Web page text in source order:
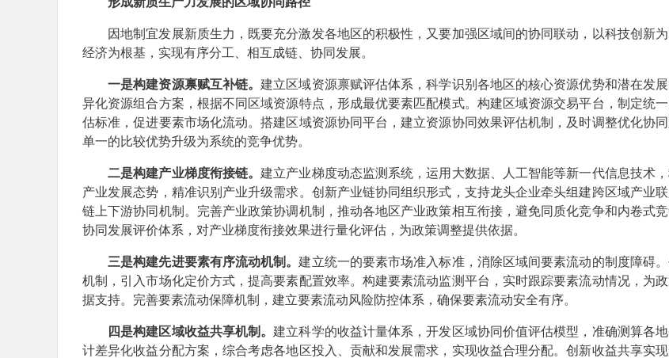
因地制宜发展新质生力，既要充分激发各地区的积极性，又要加强区域间的协同联动，以科技创新
经济为根基，实现有序分工、相互成链、协同发展。
一是构建资源禀赋互补链。建立区域资源禀赋评估体系，科学识别各地区的核心资源优势和潜在发
异化资源组合方案，根据不同区域资源特点，形成最优要素匹配模式。构建区域资源交易平台，制定统
估标准，促进要素市场化流动。搭建区域资源协同平台，建立资源协同效果评估机制，及时调整优化协
单一的比较优势升级为系统的竞争优势。
二是构建产业梯度衔接链。建立产业梯度动态监测系统，运用大数据、人工智能等新一代信息技术
产业发展态势，精准识别产业升级需求。创新产业链协同组织形式，支持龙头企业牵头组建跨区域产业
链上下游协同机制。完善产业政策协调机制，推动各地区产业政策相互衔接，避免同质化竞争和内卷式
协同发展评价体系，对产业梯度衔接效果进行量化评估，为政策调整提供依据。
三是构建先进要素有序流动机制。建立统一的要素市场准入标准，消除区域间要素流动的制度障碍
机制，引入市场化定价方式，提高要素配置效率。构建要素流动监测平台，实时跟踪要素流动情况，为
据支持。完善要素流动保障机制，建立要素流动风险防控体系，确保要素流动安全有序。
四是构建区域收益共享机制。建立科学的收益计量体系，开发区域协同价值评估模型，准确测算各
计差异化收益分配方案，综合考虑各地区投入、贡献和发展需求，实现收益合理分配。创新收益共享实